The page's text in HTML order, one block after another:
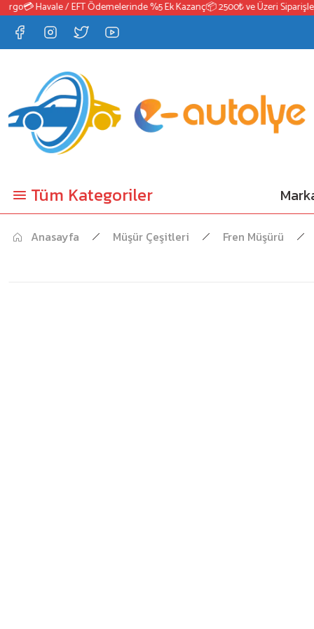
💳 Havale / EFT Ödemelerinde %5 Ek Kazanç📦 2500₺ ve Üzeri
Tüm Kategoriler
Anasayfa Müşür Çeşitleri Fren Müşürü